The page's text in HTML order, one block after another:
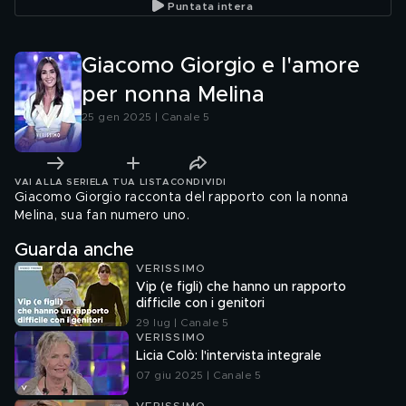
Puntata intera
Giacomo Giorgio e l'amore
per nonna Melina
25 gen 2025 | Canale 5
VAI ALLA SERIE LA TUA LISTA CONDIVIDI
Giacomo Giorgio racconta del rapporto con la nonna
Melina, sua fan numero uno.
Guarda anche
VERISSIMO
Vip (e figli) che hanno un rapporto
difficile con i genitori
29 lug | Canale 5
VERISSIMO
Licia Colò: l'intervista integrale
07 giu 2025 | Canale 5